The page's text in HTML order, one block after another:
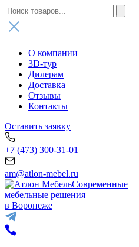
О компании
3D-тур
Дилерам
Доставка
Отзывы
Контакты
Оставить заявку
+7 (473) 300-31-01
am@atlon-mebel.ru
Современные
мебельные решения
в Воронеже